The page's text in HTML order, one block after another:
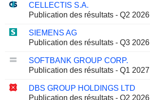
CELLECTIS S.A.
Publication des résultats - Q2 2026
SIEMENS AG
Publication des résultats - Q3 2026
SOFTBANK GROUP CORP.
Publication des résultats - Q1 2027
DBS GROUP HOLDINGS LTD
Publication des résultats - Q2 2026